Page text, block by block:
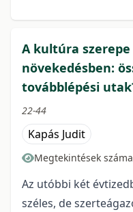
A kultúra szerepe
növekedésben:
továbblépési
22-44
Kapás Judit
Megtekintések
Az utóbbi két
széles, de